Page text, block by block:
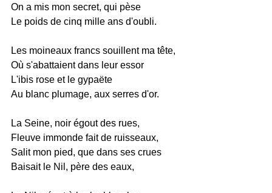
On a mis mon secret, qui pèse
Le poids de cinq mille ans d'oubli.
Les moineaux francs souillent ma tête,
Où s'abattaient dans leur essor
L'ibis rose et le gypaëte
Au blanc plumage, aux serres d'or.
La Seine, noir égout des rues,
Fleuve immonde fait de ruisseaux,
Salit mon pied, que dans ses crues
Baisait le Nil, père des eaux,